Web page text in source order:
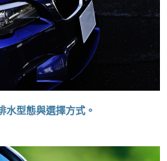
水型態與選擇方式。